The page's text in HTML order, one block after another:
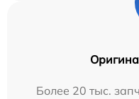
Более 20 тыс.